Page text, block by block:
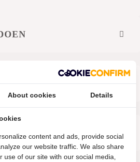
About cookies Details
content and ads, provide social
our website traffic. We also share
use of our site with our social media,